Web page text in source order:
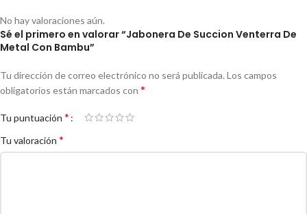
No hay valoraciones aún.
Sé el primero en valorar “Jabonera De Succion Venterra De
Metal Con Bambu”
Tu dirección de correo electrónico no será publicada. Los campos
obligatorios están marcados con *
Tu puntuación *
Tu valoración *